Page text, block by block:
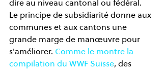
dire au niveau cantonal ou fédéral.
Le principe de subsidiarité donne aux
communes et aux cantons une
grande marge de manœuvre pour
s'améliorer. Comme le montre la
compilation du WWF Suisse, des